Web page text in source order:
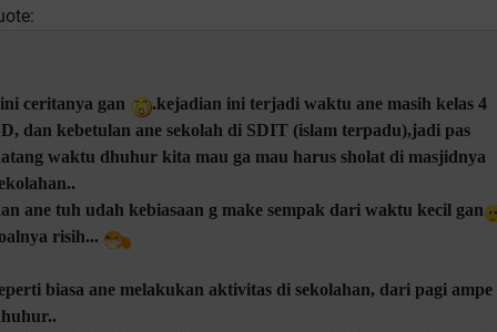
ceritanya gan
.kejadian ini terjadi waktu ane masih kelas 4
dan kebetulan ane sekolah di SDIT (islam terpadu),jadi pas
waktu dhuhur kita mau ga mau harus sholat di masjidnya
ane tuh udah kebiasaan g make sempak dari waktu kecil gan
risih...
biasa ane melakukan aktivitas di sekolahan, dari pagi ampe